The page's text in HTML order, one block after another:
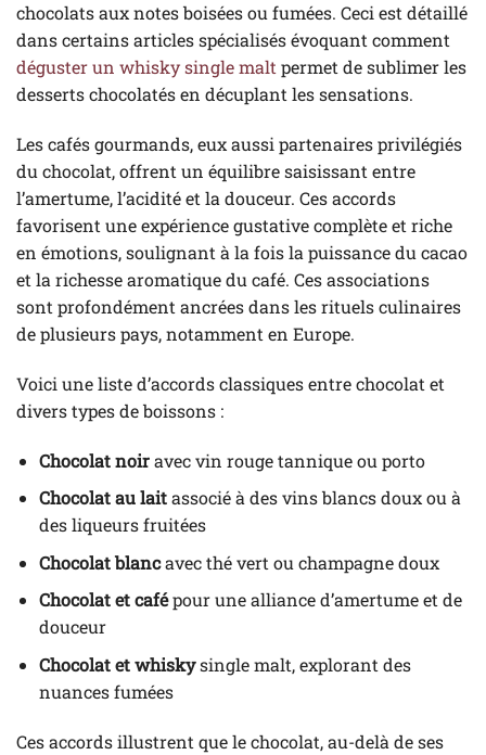
chocolats aux notes boisées ou fumées. Ceci est détaillé
dans certains articles spécialisés évoquant comment
déguster un whisky single malt permet de sublimer les
desserts chocolatés en décuplant les sensations.
Les cafés gourmands, eux aussi partenaires privilégiés
du chocolat, offrent un équilibre saisissant entre
l’amertume, l’acidité et la douceur. Ces accords
favorisent une expérience gustative complète et riche
en émotions, soulignant à la fois la puissance du cacao
et la richesse aromatique du café. Ces associations
sont profondément ancrées dans les rituels culinaires
de plusieurs pays, notamment en Europe.
Voici une liste d’accords classiques entre chocolat et
divers types de boissons :
Chocolat noiravec vin rouge tannique ou porto
Chocolat au laitassocié à des vins blancs doux ou à
des liqueurs fruitées
Chocolat blancavec thé vert ou champagne doux
Chocolat et cafépour une alliance d’amertume et de
douceur
Chocolat et whiskysingle malt, explorant des
nuances fumées
Ces accords illustrent que le chocolat, au-delà de ses